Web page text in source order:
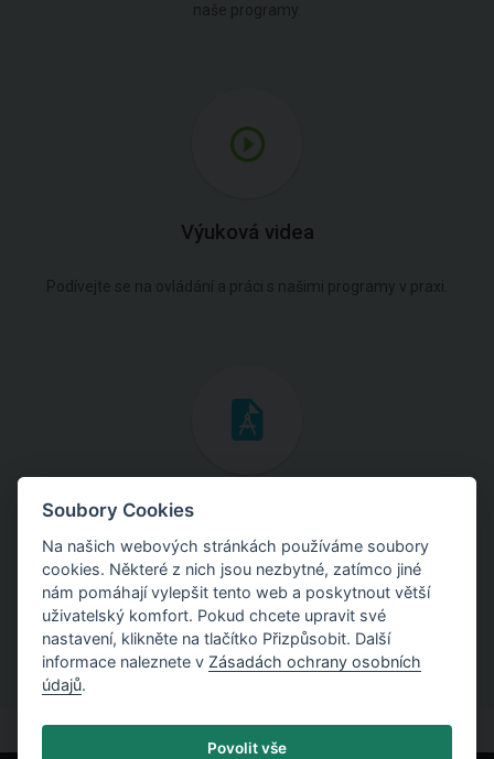
naše programy.
Výuková videa
Podívejte se na ovládání a práci s našimi programy v praxi.
Inženýrské manuály
Stáhněte si manuály s teoretickými i praktickými ukázkami
použití programů.
Soubory Cookies
Na našich webových stránkách používáme soubory
cookies. Některé z nich jsou nezbytné, zatímco jiné
nám pomáhají vylepšit tento web a poskytnout větší
uživatelský komfort. Pokud chcete upravit své
nastavení, klikněte na tlačítko Přizpůsobit. Další
informace naleznete v Zásadách ochrany osobních
údajů.
Povolit vše